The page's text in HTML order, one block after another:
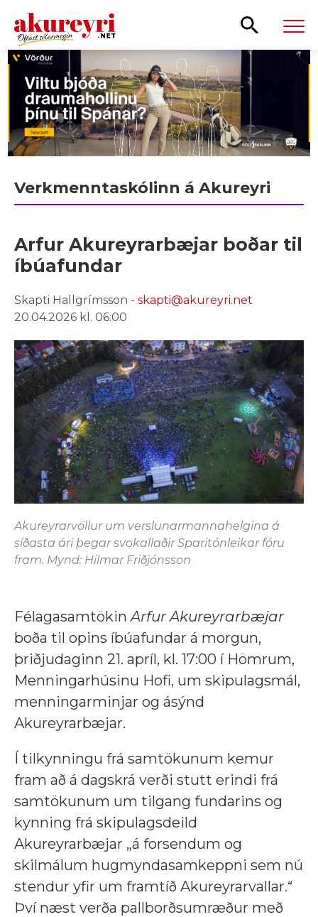
Leita
Verkmenntaskólinn á Akureyri
Arfur Akureyrarbæjar boðar til
íbúafundar
Skapti Hallgrímsson - skapti@akureyri.net
20.04.2026 kl. 06:00
Akureyrarvöllur um verslunarmannahelgina á
síðasta ári þegar svokallaðir Sparitónleikar fóru
fram. Mynd: Hilmar Friðjónsson
FélagasamtökinArfur Akureyrarbæjar
boða til opins íbúafundar á morgun,
þriðjudaginn 21. apríl, kl. 17:00 í Hömrum,
Menningarhúsinu Hofi, um skipulagsmál,
menningarminjar og ásýnd
Akureyrarbæjar.
Í tilkynningu frá samtökunum kemur
fram að á dagskrá verði stutt erindi frá
samtökunum um tilgang fundarins og
kynning frá skipulagsdeild
Akureyrarbæjar „á forsendum og
skilmálum hugmyndasamkeppni sem nú
stendur yfir um framtíð Akureyrarvallar.“
Því næst verða pallborðsumræður með